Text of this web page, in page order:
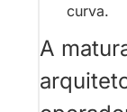
curva.
A